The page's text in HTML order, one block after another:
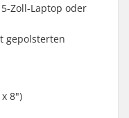
Zoll-Laptop oder
gepolsterten
8")